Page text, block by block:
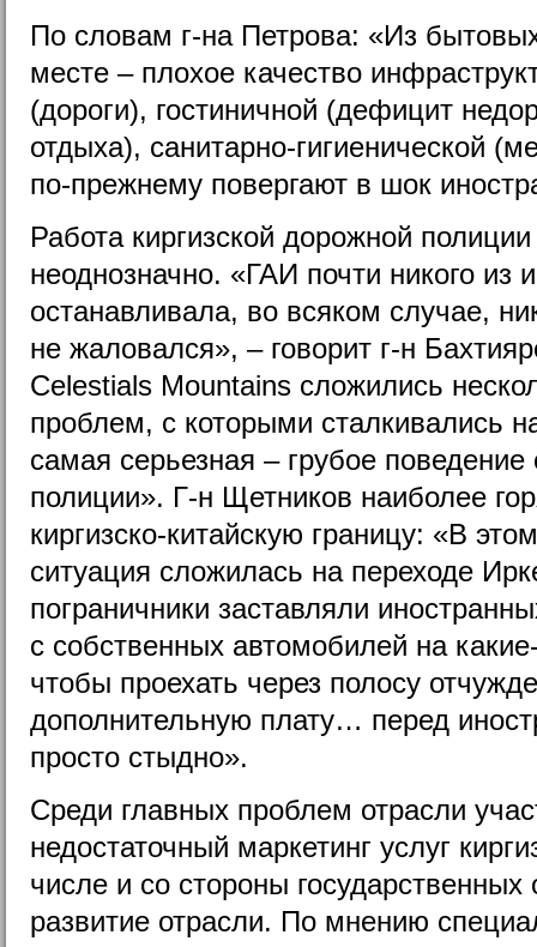
По словам г-на Петрова: «Из
месте – плохое качество
(дороги), гостиничной (дефицит
отдыха), санитарно-гигиенической
по-прежнему повергают в шок
Работа киргизской дорожной
неоднозначно. «ГАИ почти никого из
останавливала, во всяком случае,
не жаловался», – говорит г-н
Celestials Mountains сложились
проблем, с которыми сталкивались
самая серьезная – грубое
полиции». Г-н Щетников наиболее
киргизско-китайскую границу: «В
ситуация сложилась на переходе
пограничники заставляли
с собственных автомобилей на
чтобы проехать через полосу
дополнительную плату… перед
просто стыдно».
Среди главных проблем отрасли
недостаточный маркетинг услуг
числе и со стороны государственных
развитие отрасли. По мнению